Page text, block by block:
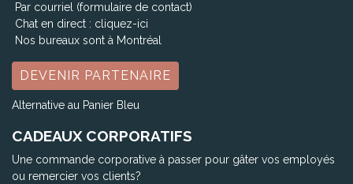
Par courriel (formulaire de contact)
Chat en direct : cliquez-ici
Nos bureaux sont à Montréal
DEVENIR PARTENAIRE
Alternative au Panier Bleu
CADEAUX CORPORATIFS
Une commande corporative à passer pour gâter vos employés
ou remercier vos clients?